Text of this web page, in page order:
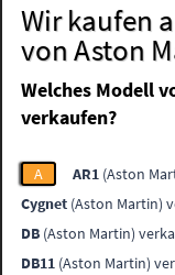
Wir kaufen
von Aston
Welches Modell
verkaufen?
A AR1 (Aston
Cygnet (Aston Martin)
DB (Aston Martin)
DB11 (Aston Martin)